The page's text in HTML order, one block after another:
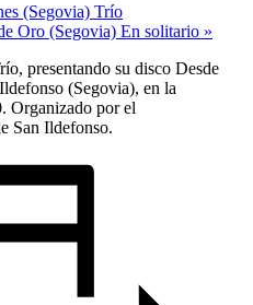
(Segovia) Trío
Oro (Segovia) En solitario »
presentando su disco Desde
(Segovia), en la
Organizado por el
San Ildefonso.